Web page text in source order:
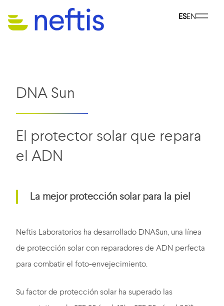
ESEN
DNA Sun
El protector solar que repara
el ADN
La mejor protección solar para la piel
Neftis Laboratorios ha desarrollado DNASun, una línea
de protección solar con reparadores de ADN perfecta
para combatir el foto-envejecimiento.
Su factor de protección solar ha superado las